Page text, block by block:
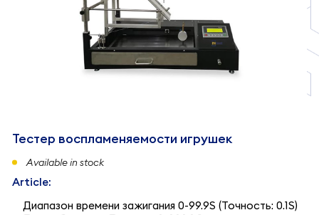
Тестер воспламеняемости игрушек
Available in stock
Article:
Диапазон времени зажигания 0-99.9S (Точность: 0.1S)